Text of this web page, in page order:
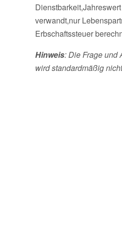
verwandt,nur
Erbschaftssteuer
Hinweis: Die Frage und
wird standardmäßig